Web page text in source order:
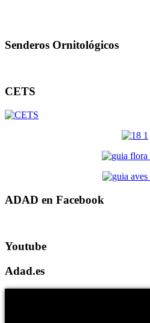
Senderos Ornitológicos
CETS
ADAD en Facebook
Youtube
Adad.es